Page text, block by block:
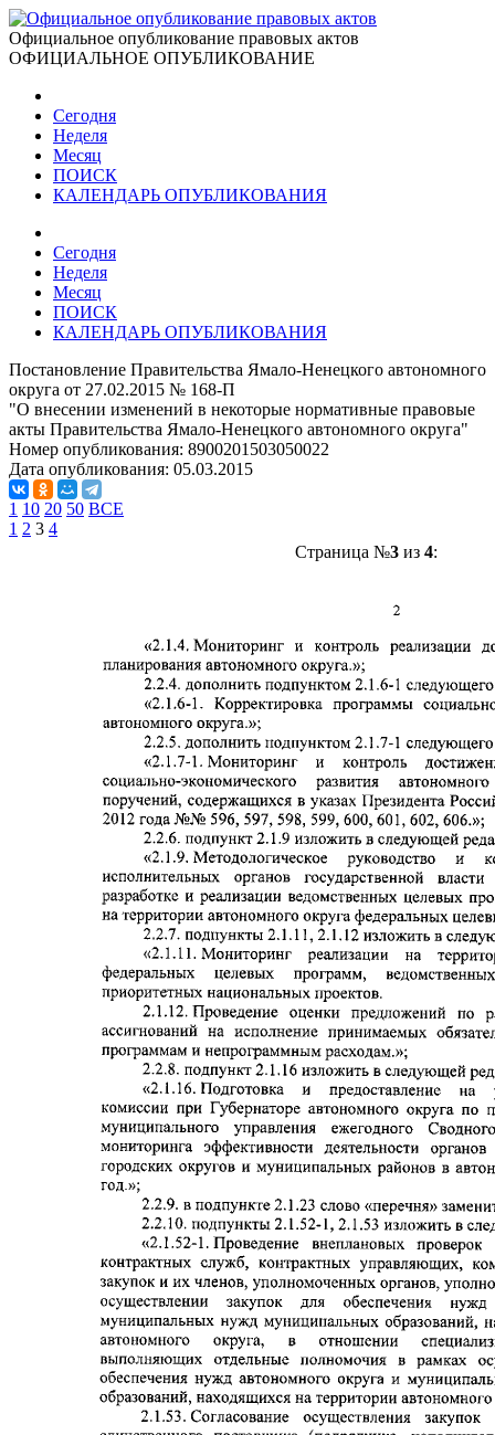
Официальное опубликование правовых актов
ОФИЦИАЛЬНОЕ ОПУБЛИКОВАНИЕ
Сегодня
Неделя
Месяц
ПОИСК
КАЛЕНДАРЬ ОПУБЛИКОВАНИЯ
Сегодня
Неделя
Месяц
ПОИСК
КАЛЕНДАРЬ ОПУБЛИКОВАНИЯ
Постановление Правительства Ямало-Ненецкого автономного
округа от 27.02.2015 № 168-П
"О внесении изменений в некоторые нормативные правовые
акты Правительства Ямало-Ненецкого автономного округа"
Номер опубликования: 8900201503050022
Дата опубликования: 05.03.2015
1 10 20 50 ВСЕ
1 2 3 4
Страница №3из 4: